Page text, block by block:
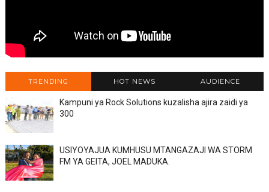
TRENDING HOT NEWS AUDIENCE
Kampuni ya Rock Solutions kuzalisha ajira zaidi ya
300
USIYOYAJUA KUMHUSU MTANGAZAJI WA STORM
FM YA GEITA, JOEL MADUKA.